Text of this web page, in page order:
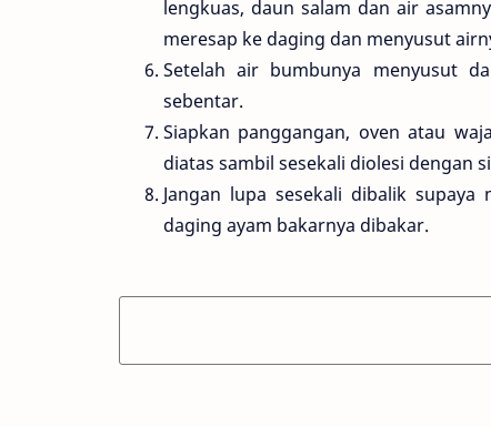
lengkuas, daun salam dan air
meresap ke daging dan menyusut
Setelah air bumbunya menyusut
sebentar.
Siapkan panggangan, oven atau
diatas sambil sesekali diolesi dengan
Jangan lupa sesekali dibalik
daging ayam bakarnya dibakar.